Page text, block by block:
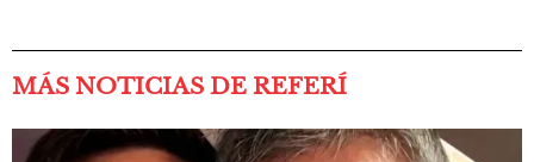
MÁS NOTICIAS DE REFERÍ